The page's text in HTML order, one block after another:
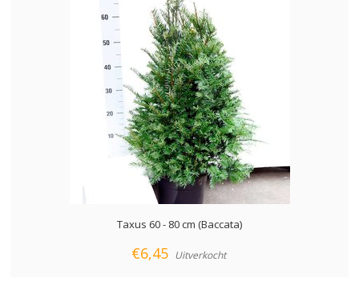
Taxus 60 - 80 cm (Baccata)
€6,45 Uitverkocht